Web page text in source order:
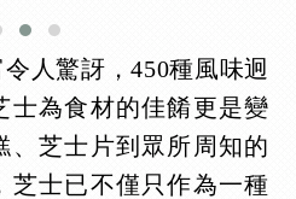
人驚訝，450種風味迥
士為食材的佳餚更是變
、芝士片到眾所周知的
芝士已不僅只作為一種